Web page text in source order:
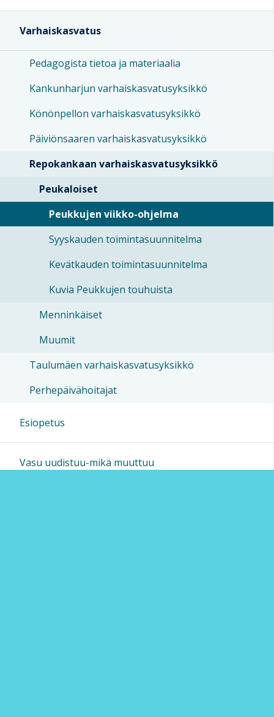
Varhaiskasvatus
Pedagogista tietoa ja materiaalia
Kankunharjun varhaiskasvatusyksikkö
Könönpellon varhaiskasvatusyksikkö
Päiviönsaaren varhaiskasvatusyksikkö
Repokankaan varhaiskasvatusyksikkö
Peukaloiset
Peukkujen viikko-ohjelma
Syyskauden toimintasuunnitelma
Kevätkauden toimintasuunnitelma
Kuvia Peukkujen touhuista
Menninkäiset
Muumit
Taulumäen varhaiskasvatusyksikkö
Perhepäivähoitajat
Esiopetus
Vasu uudistuu-mikä muuttuu